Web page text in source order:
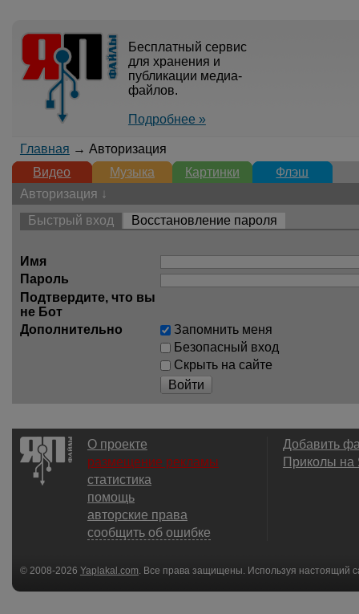
Бесплатный сервис
для хранения и
публикации медиа-
файлов.
Подробнее »
Главная → Авторизация
Видео
Музыка Картинки
Флэш
Авторизация ↓
Быстрый вход
Восстановление пароля
Имя
Пароль
Подтвердите, что вы
не Бот
Дополнительно
Запомнить меня
Безопасный вход
Скрыть на сайте
Войти
О проекте
размещение рекламы
статистика
помощь
авторские права
сообщить об ошибке
Добавить
Приколы
© 2008-2026 Yaplakal.com . Все права защищены. Используя настоящий
соглашения.